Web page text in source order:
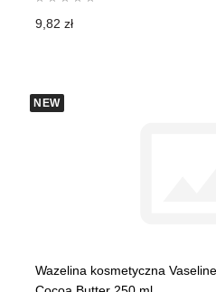
9,82 zł
NEW
Wazelina kosmetyczna